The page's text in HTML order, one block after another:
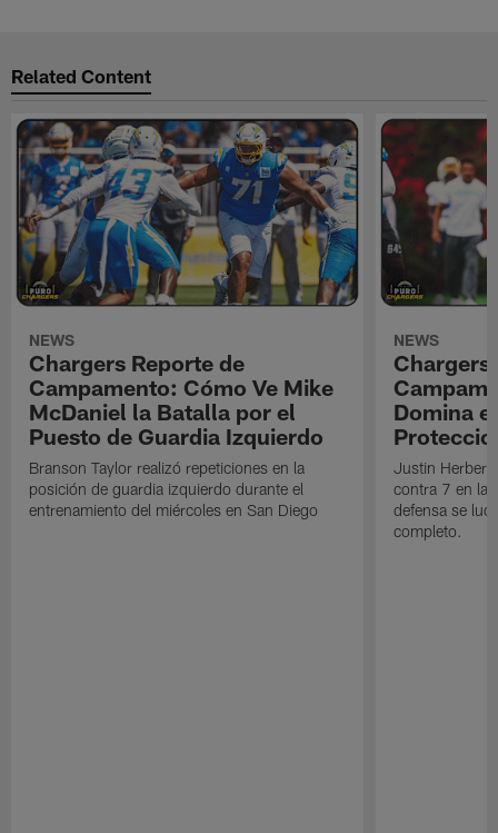
Related Content
NEWS
Chargers Reporte de
Campamento: Cómo Ve Mike
McDaniel la Batalla por el
Puesto de Guardia Izquierdo
Branson Taylor realizó repeticiones en la
posición de guardia izquierdo durante el
entrenamiento del miércoles en San Diego
NEWS
Chargers
Domina
Justin Herbert
contra 7 en la
defensa se
completo.